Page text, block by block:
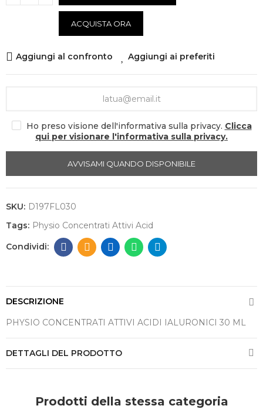
ACQUISTA ORA
Aggiungi al confronto Aggiungi ai preferiti
Ho preso visione dell'informativa sulla privacy. Clicca
qui per visionare l'informativa sulla privacy.
AVVISAMI QUANDO DISPONIBILE
SKU: D197FL030
Tags: Physio Concentrati Attivi Acid
DESCRIZIONE
PHYSIO CONCENTRATI ATTIVI ACIDI IALURONICI 30 ML
DETTAGLI DEL PRODOTTO
Prodotti della stessa categoria